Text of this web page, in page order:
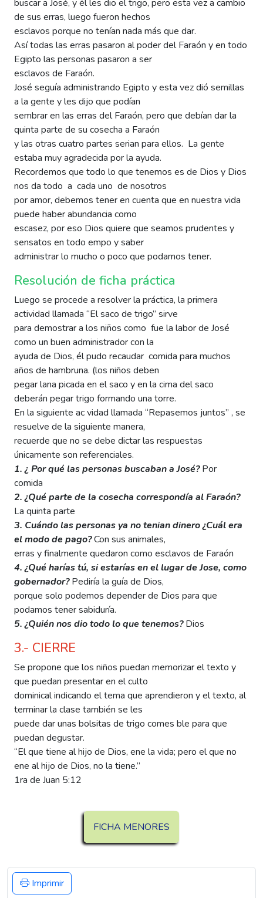
buscar a José, y él les dio el trigo, pero esta vez a cambio
de sus erras, luego fueron hechos
esclavos porque no tenían nada más que dar.
Así todas las erras pasaron al poder del Faraón y en todo
Egipto las personas pasaron a ser
esclavos de Faraón.
José seguía administrando Egipto y esta vez dió semillas
a la gente y les dijo que podían
sembrar en las erras del Faraón, pero que debían dar la
quinta parte de su cosecha a Faraón
y las otras cuatro partes serian para ellos. La gente
estaba muy agradecida por la ayuda.
Recordemos que todo lo que tenemos es de Dios y Dios
nos da todo a cada uno de nosotros
por amor, debemos tener en cuenta que en nuestra vida
puede haber abundancia como
escasez, por eso Dios quiere que seamos prudentes y
sensatos en todo empo y saber
administrar lo mucho o poco que podamos tener.
Resolución de ficha práctica
Luego se procede a resolver la práctica, la primera
actividad llamada “El saco de trigo” sirve
para demostrar a los niños como fue la labor de José
como un buen administrador con la
ayuda de Dios, él pudo recaudar comida para muchos
años de hambruna. (los niños deben
pegar lana picada en el saco y en la cima del saco
deberán pegar trigo formando una torre.
En la siguiente ac vidad llamada “Repasemos juntos” , se
resuelve de la siguiente manera,
recuerde que no se debe dictar las respuestas
únicamente son referenciales.
1. ¿ Por qué las personas buscaban a José?Por
comida
2. ¿Qué parte de la cosecha correspondía al Faraón?
La quinta parte
3. Cuándo las personas ya no tenian dinero ¿Cuál era
el modo de pago?Con sus animales,
erras y finalmente quedaron como esclavos de Faraón
4. ¿Qué harías tú, si estarías en el lugar de Jose, como
gobernador?Pediría la guía de Dios,
porque solo podemos depender de Dios para que
podamos tener sabiduría.
5. ¿Quién nos dio todo lo que tenemos?Dios
3.- CIERRE
Se propone que los niños puedan memorizar el texto y
que puedan presentar en el culto
dominical indicando el tema que aprendieron y el texto, al
terminar la clase también se les
puede dar unas bolsitas de trigo comes ble para que
puedan degustar.
“El que tiene al hijo de Dios, ene la vida; pero el que no
ene al hijo de Dios, no la tiene.”
1ra de Juan 5:12
FICHA MENORES
Imprimir